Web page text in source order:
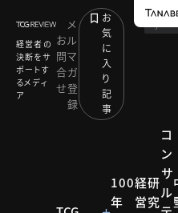
経営者の
決断をサ
ポートす
るメディ
ア
お
問
合
せ
メ
ル
マ
ガ
登
録
お
気
に
入
り
記
事
100
年
経
営
研
究
コ
ン
サ
ル
研究リポート
ヘルスケアビジネス成長
生活者起点の医療／ヘル